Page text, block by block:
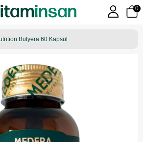
0
Butyera 60 Kapsül